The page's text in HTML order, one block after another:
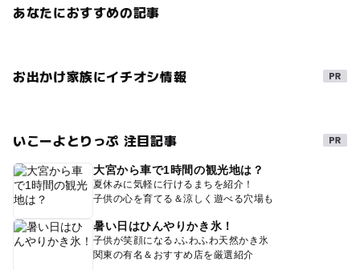
あなたにおすすめの記事
お出かけ家族にイチオシ情報
いこーよとりっぷ 注目記事
大宮から車で1時間の観光地は？
夏休みに気軽に行けるまちを紹介！
子供の心を育てる＆涼しく遊べる穴場も
暑い日はひんやりかき氷！
子供が笑顔になる♪ふわふわ天然かき氷
関東の有名＆おすすめ店を厳選紹介